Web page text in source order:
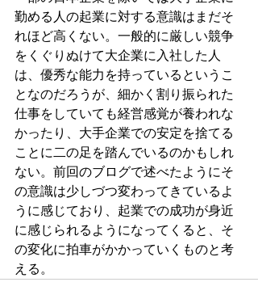
勤める人の起業に対する意識はまだそ
れほど高くない。一般的に厳しい競争
をくぐりぬけて大企業に入社した人
は、優秀な能力を持っているというこ
となのだろうが、細かく割り振られた
仕事をしていても経営感覚が養われな
かったり、大手企業での安定を捨てる
ことに二の足を踏んでいるのかもしれ
ない。前回のブログで述べたようにそ
の意識は少しづつ変わってきているよ
うに感じており、起業での成功が身近
に感じられるようになってくると、そ
の変化に拍車がかかっていくものと考
える。